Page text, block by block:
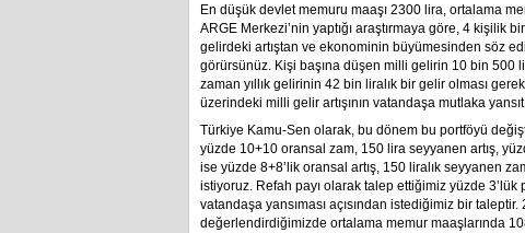
En düşük devlet memuru maaşı 2300 lira, ortalama
ARGE Merkezi’nin yaptığı araştırmaya göre, 4 kişilik
gelirdeki artıştan ve ekonominin büyümesinden söz
görürsünüz. Kişi başına düşen milli gelirin 10 bin
zaman yıllık gelirinin 42 bin liralık bir gelir olması
üzerindeki milli gelir artışının vatandaşa mutlaka
Türkiye Kamu-Sen olarak, bu dönem bu portföyü
yüzde 10+10 oransal zam, 150 lira seyyanen artış,
ise yüzde 8+8’lik oransal artış, 150 liralık seyyanen
istiyoruz. Refah payı olarak talep ettiğimiz yüzde
vatandaşa yansıması açısından istediğimiz bir
değerlendirdiğimizde ortalama memur maaşlarında